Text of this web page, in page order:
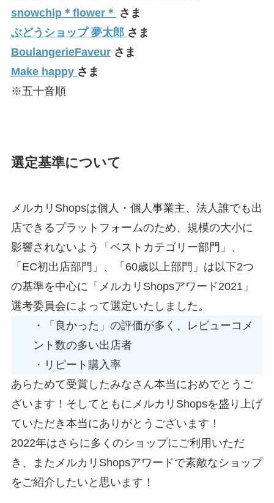
snowchip＊flower＊ さま
ぶどうショップ 夢太郎 さま
BoulangerieFaveurさま
Make happy さま
※五十音順
選定基準について
メルカリShopsは個人・個人事業主、法人誰でも出
店できるプラットフォームのため、規模の大小に
影響されないよう「ベストカテゴリー部門」、
「EC初出店部門」、「60歳以上部門」は以下2つ
の基準を中心に「メルカリShopsアワード2021」
選考委員会によって選定いたしました。
・「良かった」の評価が多く、レビューコメ
ント数の多い出店者
・リピート購入率
あらためて受賞したみなさん本当におめでとうご
ざいます！そしてともにメルカリShopsを盛り上げ
ていただき本当にありがとうございます！
2022年はさらに多くのショップにご利用いただ
き、またメルカリShopsアワードで素敵なショップ
をご紹介したいと思います！